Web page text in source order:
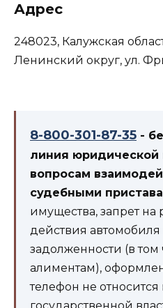
Адрес
248023, Калужская
Ленинский округ, ул.
8-800-301-87-35 -
линия
вопросам
судебными
имущества, запрет
действия
задолженности (в том
алиментам),
телефон не относится